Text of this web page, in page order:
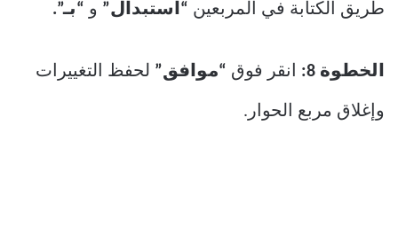
طريق الكتابة في المربعين “استبدال” و “بـ”.
الخطوة 8: انقر فوق “موافق” لحفظ التغييرات
وإغلاق مربع الحوار.